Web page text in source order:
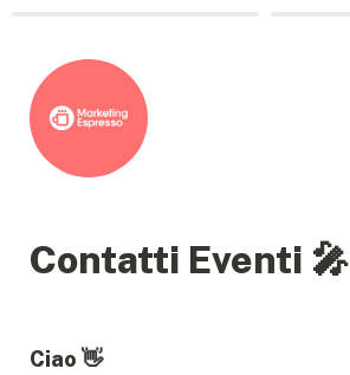
Contatti Eventi 🎤
Ciao 👋